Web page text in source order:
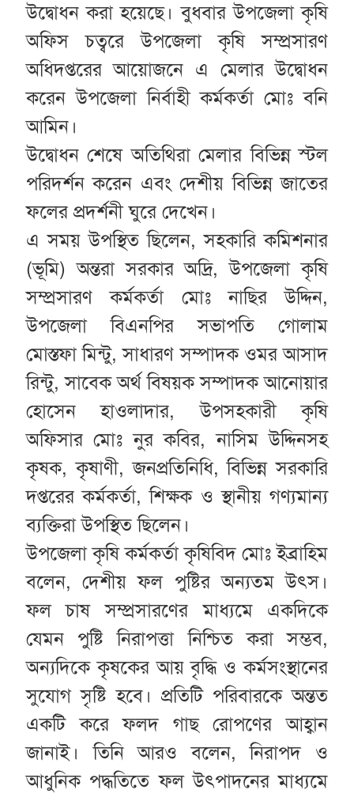
উদ্বোধন করা হয়েছে। বুধবার উপজেলা কৃষি
অফিস চত্বরে উপজেলা কৃষি সম্প্রসারণ
অধিদপ্তরের আয়োজনে এ মেলার উদ্বোধন
করেন উপজেলা নির্বাহী কর্মকর্তা মোঃ বনি
আমিন।
উদ্বোধন শেষে অতিথিরা মেলার বিভিন্ন স্টল
পরিদর্শন করেন এবং দেশীয় বিভিন্ন জাতের
ফলের প্রদর্শনী ঘুরে দেখেন।
এ সময় উপস্থিত ছিলেন, সহকারি কমিশনার
(ভূমি) অন্তরা সরকার অদ্রি, উপজেলা কৃষি
সম্প্রসারণ কর্মকর্তা মোঃ নাছির উদ্দিন,
উপজেলা বিএনপির সভাপতি গোলাম
মোস্তফা মিন্টু, সাধারণ সম্পাদক ওমর আসাদ
রিন্টু, সাবেক অর্থ বিষয়ক সম্পাদক আনোয়ার
হোসেন হাওলাদার, উপসহকারী কৃষি
অফিসার মোঃ নুর কবির, নাসিম উদ্দিনসহ
কৃষক, কৃষাণী, জনপ্রতিনিধি, বিভিন্ন সরকারি
দপ্তরের কর্মকর্তা, শিক্ষক ও স্থানীয় গণ্যমান্য
ব্যক্তিরা উপস্থিত ছিলেন।
উপজেলা কৃষি কর্মকর্তা কৃষিবিদ মোঃ ইব্রাহিম
বলেন, দেশীয় ফল পুষ্টির অন্যতম উৎস।
ফল চাষ সম্প্রসারণের মাধ্যমে একদিকে
যেমন পুষ্টি নিরাপত্তা নিশ্চিত করা সম্ভব,
অন্যদিকে কৃষকের আয় বৃদ্ধি ও কর্মসংস্থানের
সুযোগ সৃষ্টি হবে। প্রতিটি পরিবারকে অন্তত
একটি করে ফলদ গাছ রোপণের আহ্বান
জানাই। তিনি আরও বলেন, নিরাপদ ও
আধুনিক পদ্ধতিতে ফল উৎপাদনের মাধ্যমে